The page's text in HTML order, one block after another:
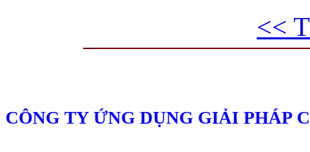
<<
CÔNG TY ỨNG DỤNG GIẢI PHÁP